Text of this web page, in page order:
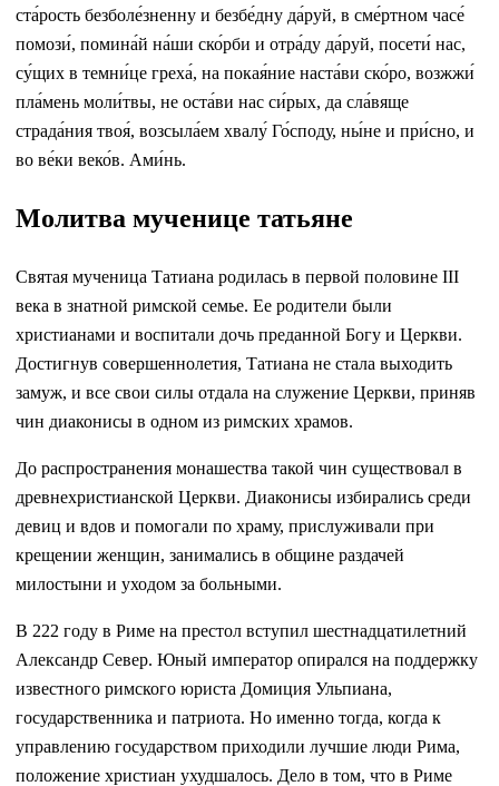
ста́рость безболе́зненну и безбе́дну да́руй, в сме́ртном часе́
помози́, помина́й на́ши ско́рби и отра́ду да́руй, посети́ нас,
су́щих в темни́це греха́, на покая́ние наста́ви ско́ро, возжжи́
пла́мень моли́твы, не оста́ви нас си́рых, да сла́вяще
страда́ния твоя́, возсыла́ем хвалу́ Го́споду, ны́не и при́сно, и
во ве́ки веко́в. Ами́нь.
Молитва мученице татьяне
Святая мученица Татиана родилась в первой половине III
века в знатной римской семье. Ее родители были
христианами и воспитали дочь преданной Богу и Церкви.
Достигнув совершеннолетия, Татиана не стала выходить
замуж, и все свои силы отдала на служение Церкви, приняв
чин диаконисы в одном из римских храмов.
До распространения монашества такой чин существовал в
древнехристианской Церкви. Диаконисы избирались среди
девиц и вдов и помогали по храму, прислуживали при
крещении женщин, занимались в общине раздачей
милостыни и уходом за больными.
В 222 году в Риме на престол вступил шестнадцатилетний
Александр Север. Юный император опирался на поддержку
известного римского юриста Домиция Ульпиана,
государственника и патриота. Но именно тогда, когда к
управлению государством приходили лучшие люди Рима,
положение христиан ухудшалось. Дело в том, что в Риме